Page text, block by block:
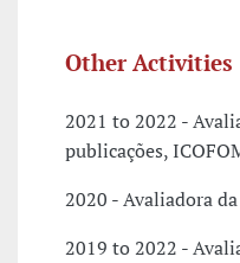
Other Activities
2021 to 2022 -
publicações,
2020 - Avaliadora
2019 to 2022 -